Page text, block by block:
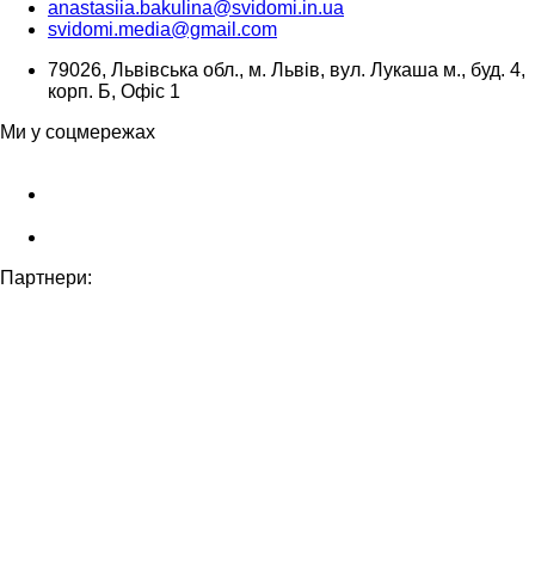
anastasiia.bakulina@svidomi.in.ua
svidomi.media@gmail.com
79026, Львівська обл., м. Львів, вул. Лукаша м., буд. 4,
корп. Б, Офіс 1
Ми у соцмережах
Партнери: